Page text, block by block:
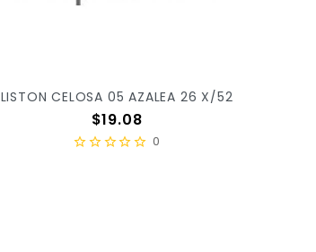
LISTON CELOSA 05 AZALEA 26 X/52
Precio
$19.08
0